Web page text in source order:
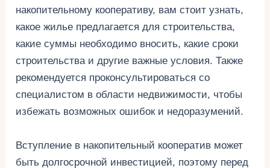
накопительному кооперативу, вам стоит узнать,
какое жилье предлагается для строительства,
какие суммы необходимо вносить, какие сроки
строительства и другие важные условия. Также
рекомендуется проконсультироваться со
специалистом в области недвижимости, чтобы
избежать возможных ошибок и недоразумений.
Вступление в накопительный кооператив может
быть долгосрочной инвестицией, поэтому перед